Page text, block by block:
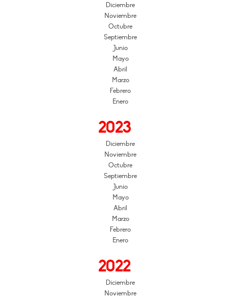
Diciembre
Noviembre
Octubre
Septiembre
Junio
Mayo
Abril
Marzo
Febrero
Enero
2023
Diciembre
Noviembre
Octubre
Septiembre
Junio
Mayo
Abril
Marzo
Febrero
Enero
2022
Diciembre
Noviembre